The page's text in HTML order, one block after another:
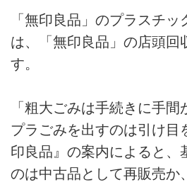
「無印良品」のプラスチ
は、「無印良品」の店頭回
す。
「粗大ごみは手続きに手間
プラごみを出すのは引け目
印良品』の案内によると、
のは中古品として再販売か